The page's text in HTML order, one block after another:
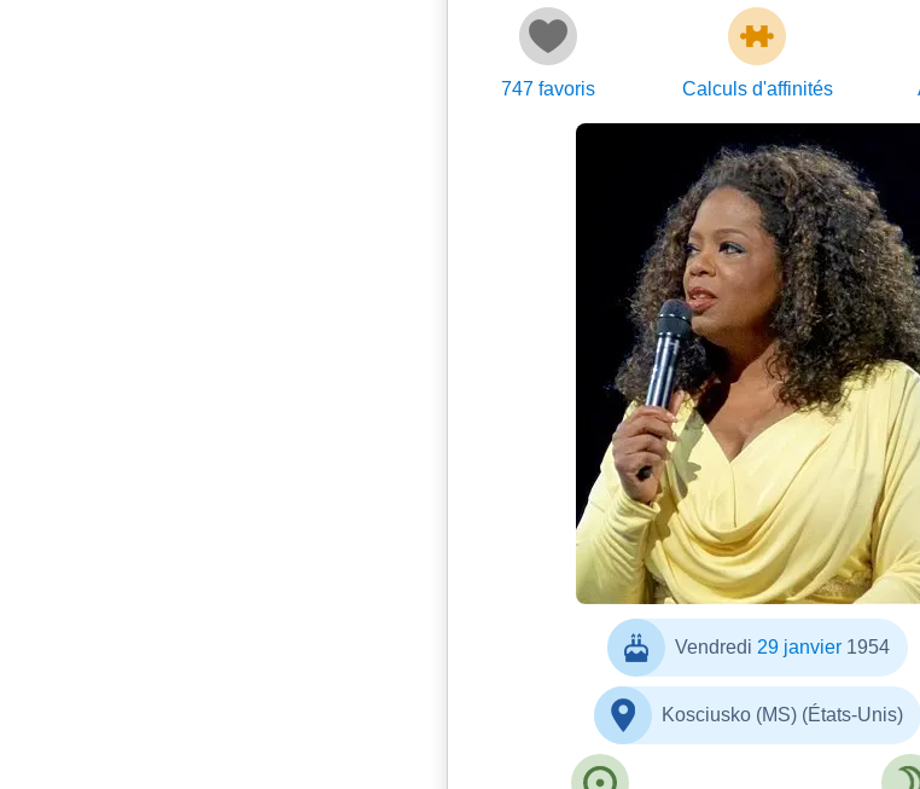
747 favoris Calculs d'affinités
Vendredi 29 janvier1954
Kosciusko (MS) (États-Unis)